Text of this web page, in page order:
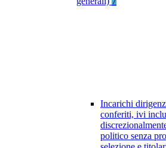
Incarichi
conferiti, ivi
politico senza